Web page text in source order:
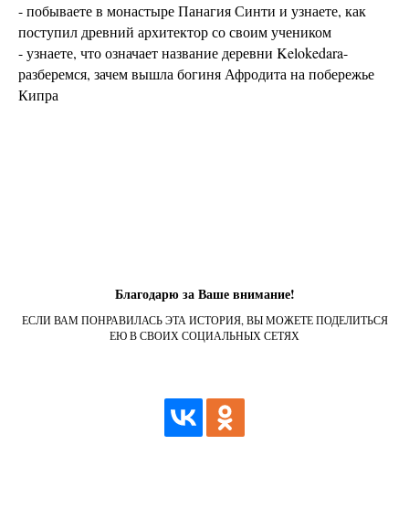
- побываете в монастыре Панагия Синти и узнаете, как
поступил древний архитектор со своим учеником
- узнаете, что означает название деревни Kelokedara-
разберемся, зачем вышла богиня Афродита на побережье
Кипра
Благодарю за Ваше внимание!
ЕСЛИ ВАМ ПОНРАВИЛАСЬ ЭТА ИСТОРИЯ, ВЫ МОЖЕТЕ ПОДЕЛИТЬСЯ
ЕЮ В СВОИХ СОЦИАЛЬНЫХ СЕТЯХ